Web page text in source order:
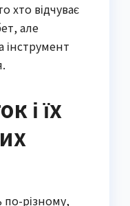
хто відчуває
але
інструмент
і їх
по-різному,